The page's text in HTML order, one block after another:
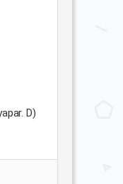
D)